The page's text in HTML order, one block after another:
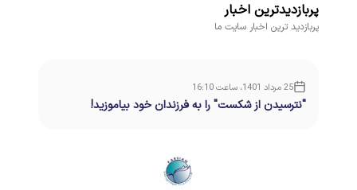
پربازدیدترین اخبار
پربازدید ترین اخبار سایت ما
25 مرداد 1401، ساعت 16:10
"نترسیدن از شکست" را به فرزندان خود بیاموزید!